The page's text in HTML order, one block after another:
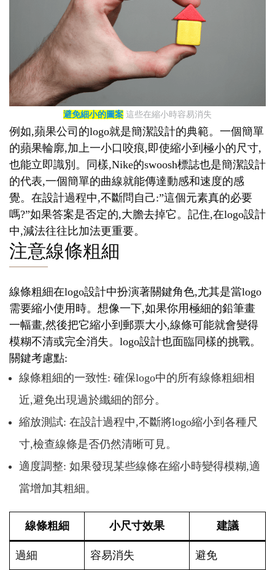
避免細小的圖案 這些在縮小時容易消失
例如,蘋果公司的logo就是簡潔設計的典範。一個簡單
的蘋果輪廓,加上一小口咬痕,即使縮小到極小的尺寸,
也能立即識別。同樣,Nike的swoosh標誌也是簡潔設計
的代表,一個簡單的曲線就能傳達動感和速度的感
覺。在設計過程中,不斷問自己:”這個元素真的必要
嗎?”如果答案是否定的,大膽去掉它。記住,在logo設計
中,減法往往比加法更重要。
注意線條粗細
線條粗細在logo設計中扮演著關鍵角色,尤其是當logo
需要縮小使用時。想像一下,如果你用極細的鉛筆畫
一幅畫,然後把它縮小到郵票大小,線條可能就會變得
模糊不清或完全消失。logo設計也面臨同樣的挑戰。
關鍵考慮點:
線條粗細的一致性: 確保logo中的所有線條粗細相
近,避免出現過於纖細的部分。
縮放測試: 在設計過程中,不斷將logo縮小到各種尺
寸,檢查線條是否仍然清晰可見。
適度調整: 如果發現某些線條在縮小時變得模糊,適
當增加其粗細。
線條粗細 小尺寸效果 建議
過細 容易消失 避免